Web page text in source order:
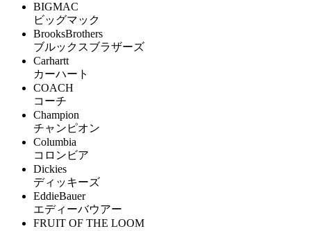
BIGMAC
ビッグマック
BrooksBrothers
ブルックスブラザーズ
Carhartt
カーハート
COACH
コーチ
Champion
チャンピオン
Columbia
コロンビア
Dickies
ディッキーズ
EddieBauer
エディーバウアー
FRUIT OF THE LOOM